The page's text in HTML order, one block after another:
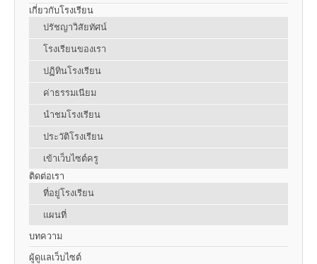
เกี่ยวกับโรงเรียน
ปรัชญาวิสัยทัศน์
โรงเรียนของเรา
ปฏิทินโรงเรียน
ค่าธรรมเนียม
นำชมโรงเรียน
ประวัติโรงเรียน
เข้าเว็บไซต์ครู
ติดต่อเรา
ที่อยู่โรงเรียน
แผนที่
บทความ
ผู้ดูแลเว็บไซต์